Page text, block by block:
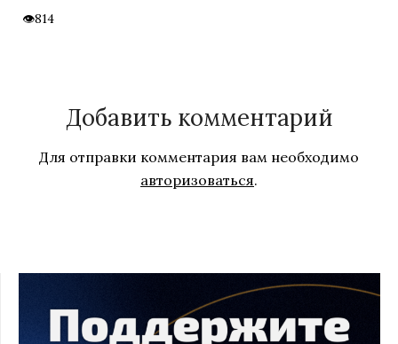
814
Добавить комментарий
Для отправки комментария вам необходимо
авторизоваться.